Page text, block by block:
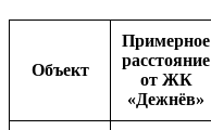
Объект
Примерное
расстояние
от ЖК
«Дежнёв»